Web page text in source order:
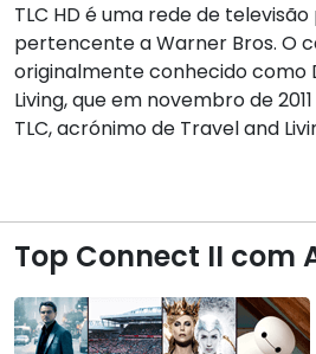
TLC HD é uma rede de
pertencente a Warner Bros. O
originalmente conhecido como
Living, que em novembro de
TLC, acrónimo de Travel and
Top Connect II com